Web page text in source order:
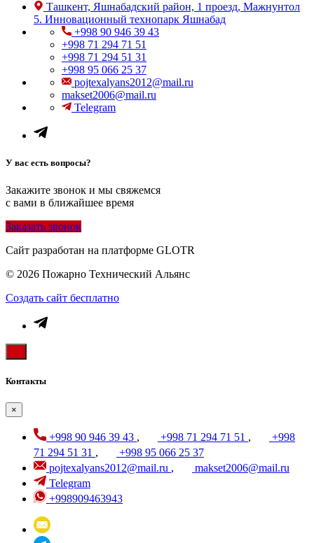
Ташкент, Яшнабадский район, 1 проезд, Мажнунтол
5. Инновационный технопарк Яшнабад
+998 90 946 39 43
+998 71 294 71 51
+998 71 294 51 31
+998 95 066 25 37
pojtexalyans2012@mail.ru
makset2006@mail.ru
Telegram
У вас есть вопросы?
Закажите звонок и мы свяжемся
с вами в ближайшее время
Заказать звонок
Сайт разработан на платформе GLOTR
© 2026 Пожарно Технический Альянс
Создать cайт бесплатно
Контакты
×
+998 90 946 39 43 , +998 71 294 71 51 ,
+998
71 294 51 31 ,
+998 95 066 25 37
pojtexalyans2012@mail.ru ,
makset2006@mail.ru
Telegram
+998909463943